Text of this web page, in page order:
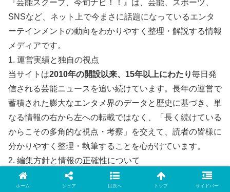
『芸能スクープ、今旬ナビ！！』は、芸能、スポーツ、
SNSなど、ネット上で今まさに話題になっているエンタ
ーテインメントの動向をわかりやすく整理・解説する情報
メディアです。
1. 運営実績と独自の視点
当サイトは2010年の開設以来、15年以上にわたり毎日発
信される芸能ニュースを追い続けています。長年の運営で
蓄積された膨大なエンタメ界のデータと歴史に基づき、単
なる情報の右から左への転載ではなく、「長く続けている
からこその多角的な視点・考察」を交えて、読者の皆様に
分かりやすく整理・執筆することを心がけています。
2. 編集方針と情報の正確性について
ネット上のスクープや噂話を扱うにあたり、当サイトでは
以下のガイドラインを徹底しています。
ホーム シェア 目次へ トップ サイドバー